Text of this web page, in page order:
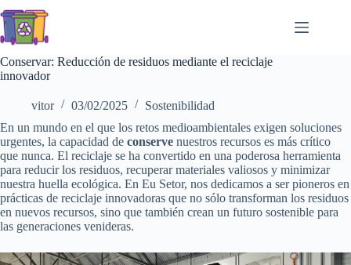
al
contenido
Conservar: Reducción de residuos mediante el reciclaje
innovador
vitor 03/02/2025
Sostenibilidad
En un mundo en el que los retos medioambientales exigen soluciones
urgentes, la capacidad de conserve nuestros recursos es más crítico
que nunca. El reciclaje se ha convertido en una poderosa herramienta
para reducir los residuos, recuperar materiales valiosos y minimizar
nuestra huella ecológica. En Eu Setor, nos dedicamos a ser pioneros en
prácticas de reciclaje innovadoras que no sólo transforman los residuos
en nuevos recursos, sino que también crean un futuro sostenible para
las generaciones venideras.